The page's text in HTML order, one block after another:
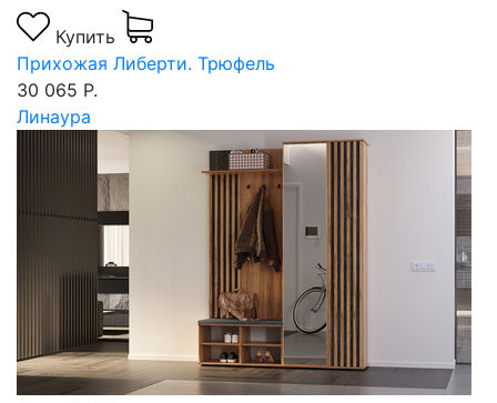
Купить
Прихожая Либерти. Трюфель
30 065 Р.
Линаура